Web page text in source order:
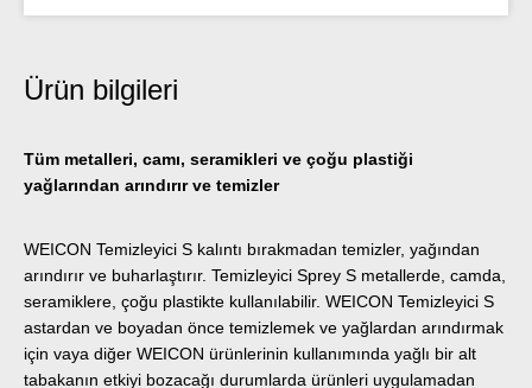
Ürün bilgileri
Tüm metalleri, camı, seramikleri ve çoğu plastiği
yağlarından arındırır ve temizler
WEICON Temizleyici S kalıntı bırakmadan temizler, yağından
arındırır ve buharlaştırır. Temizleyici Sprey S metallerde, camda,
seramiklere, çoğu plastikte kullanılabilir. WEICON Temizleyici S
astardan ve boyadan önce temizlemek ve yağlardan arındırmak
için vaya diğer WEICON ürünlerinin kullanımında yağlı bir alt
tabakanın etkiyi bozacağı durumlarda ürünleri uygulamadan